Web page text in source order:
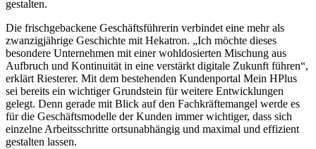
gestalten.
Die frischgebackene Geschäftsführerin verbindet eine mehr als
zwanzigjährige Geschichte mit Hekatron. „Ich möchte dieses
besondere Unternehmen mit einer wohldosierten Mischung aus
Aufbruch und Kontinuität in eine verstärkt digitale Zukunft führen“,
erklärt Riesterer. Mit dem bestehenden Kundenportal Mein HPlus
sei bereits ein wichtiger Grundstein für weitere Entwicklungen
gelegt. Denn gerade mit Blick auf den Fachkräftemangel werde es
für die Geschäftsmodelle der Kunden immer wichtiger, dass sich
einzelne Arbeitsschritte ortsunabhängig und maximal und effizient
gestalten lassen.